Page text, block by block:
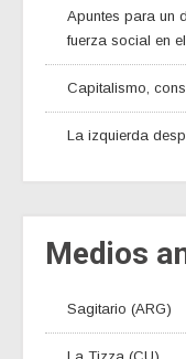
Apuntes para un
fuerza social en
Capitalismo,
La izquierda
Medios
Sagitario (ARG)